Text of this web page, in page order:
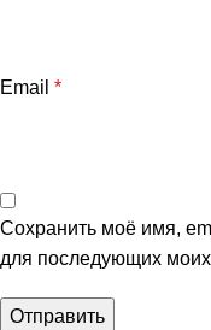
Email *
Сохранить моё имя,
для последующих